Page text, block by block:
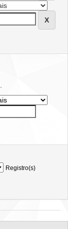
Registro(s)